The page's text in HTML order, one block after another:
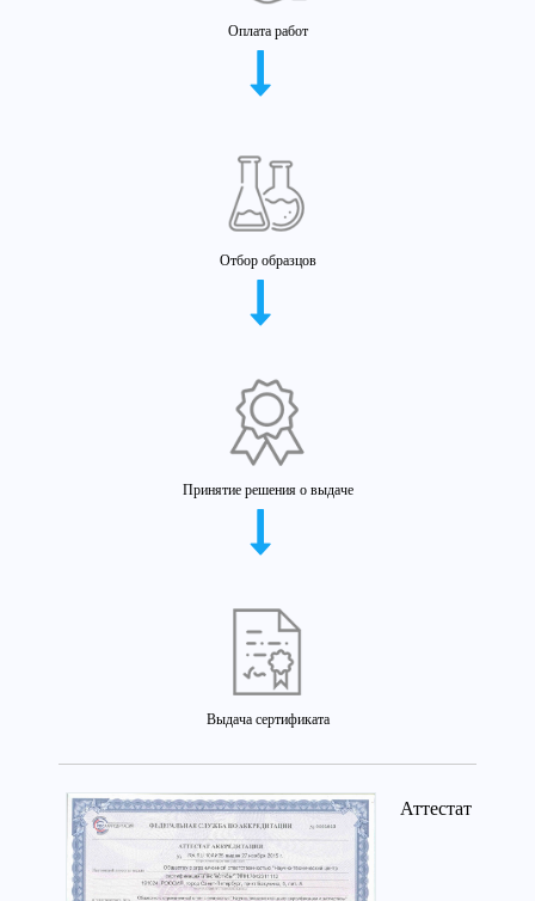
Оплата работ
Отбор образцов
Принятие решения о выдаче
Выдача сертификата
Аттестат